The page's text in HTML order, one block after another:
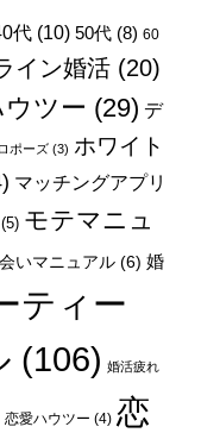
代(10) 50代(8) 60
イン婚活(20)
ツー (29) デ
ポーズ(3) ホワイト
マッチングアプリ
(5) モテマニュ
いマニュアル(6) 婚
ティー
(106) 婚活疲れ
恋愛ハウツー (4) 恋